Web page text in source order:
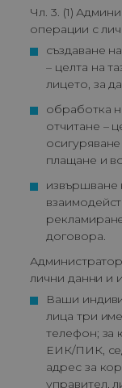
Чл. 3. (1)
операции с
създаване
– целта на
лицето, за
обработка
отчитане –
плащане и
извършване
договора.
лични данни и
Ваши
лица три
телефон; за
ЕИК/ПИК,
адрес за
управител,